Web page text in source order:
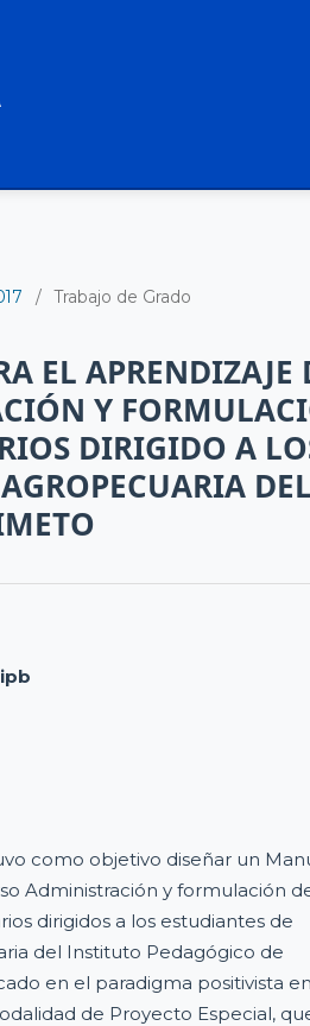
/ Trabajo de Grado
EL APRENDIZAJE
Y
DIRIGIDO A
como objetivo diseñar un
Administración y formulación
dirigidos a los estudiantes de
del Instituto Pedagógico de
en el paradigma positivista
de Proyecto Especial,